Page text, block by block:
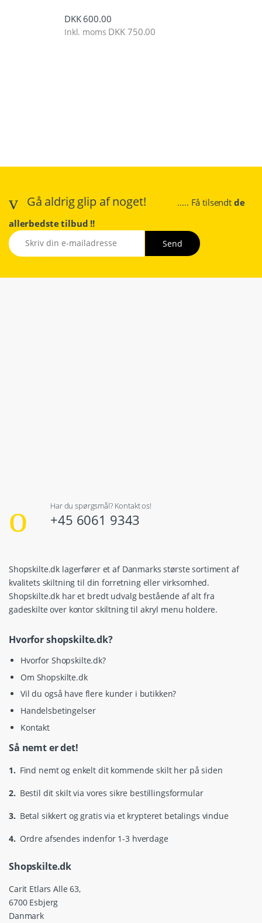
DKK600.00
Inkl. moms DKK 750.00
Gå aldrig glip af noget! ..... Få tilsendt de
allerbedste tilbud !!
Har du spørgsmål? Kontakt os!
+45 6061 9343
Shopskilte.dk lagerfører et af Danmarks største sortiment af
kvalitets skiltning til din forretning eller virksomhed.
Shopskilte.dk har et bredt udvalg bestående af alt fra
gadeskilte over kontor skiltning til akryl menu holdere.
Hvorfor shopskilte.dk?
Hvorfor Shopskilte.dk?
Om Shopskilte.dk
Vil du også have flere kunder i butikken?
Handelsbetingelser
Kontakt
Så nemt er det!
1. Find nemt og enkelt dit kommende skilt her på siden
2. Bestil dit skilt via vores sikre bestillingsformular
3. Betal sikkert og gratis via et krypteret betalings vindue
4. Ordre afsendes indenfor 1-3 hverdage
Shopskilte.dk
Carit Etlars Alle 63,
6700 Esbjerg
Danmark